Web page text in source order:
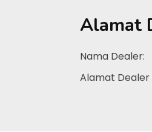
Alamat
Nama Dealer:
Alamat Dealer